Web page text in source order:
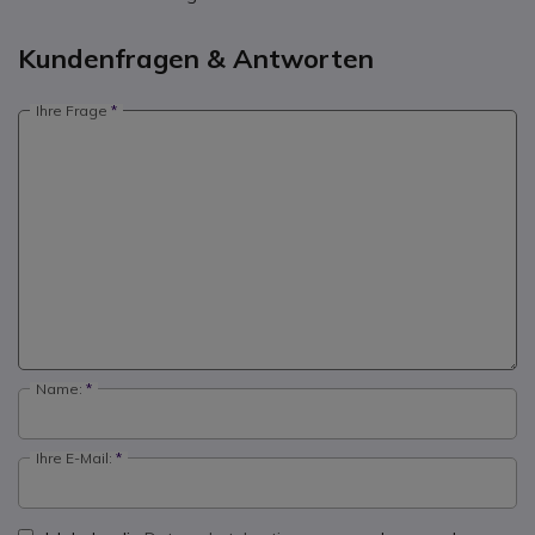
Kundenfragen & Antworten
Ihre Frage
Name:
Ihre E-Mail: